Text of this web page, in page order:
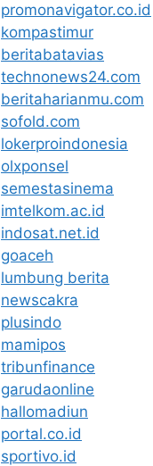
promonavigator.co.id
kompastimur
beritabatavias
technonews24.com
beritaharianmu.com
sofold.com
lokerproindonesia
olxponsel
semestasinema
imtelkom.ac.id
indosat.net.id
goaceh
lumbung berita
newscakra
plusindo
mamipos
tribunfinance
garudaonline
hallomadiun
portal.co.id
sportivo.id